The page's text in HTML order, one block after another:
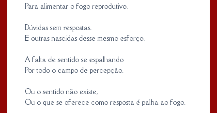
Para alimentar o fogo reprodutivo.
Dúvidas sem respostas.
E outras nascidas desse mesmo esforço.
A falta de sentido se espalhando
Por todo o campo de percepção.
Ou o sentido não existe,
Ou o que se oferece como resposta é palha ao fogo.